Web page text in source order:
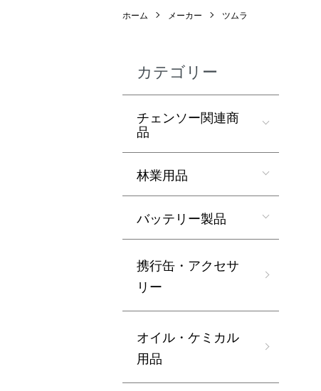
ホーム メーカー ツムラ
カテゴリー
チェンソー関連商
品
林業用品
バッテリー製品
携行缶・アクセサ
リー
オイル・ケミカル
用品